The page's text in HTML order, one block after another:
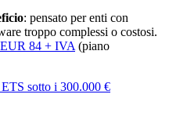
: pensato per enti con
troppo complessi o costosi.
84 + IVA (piano
sotto i 300.000 €